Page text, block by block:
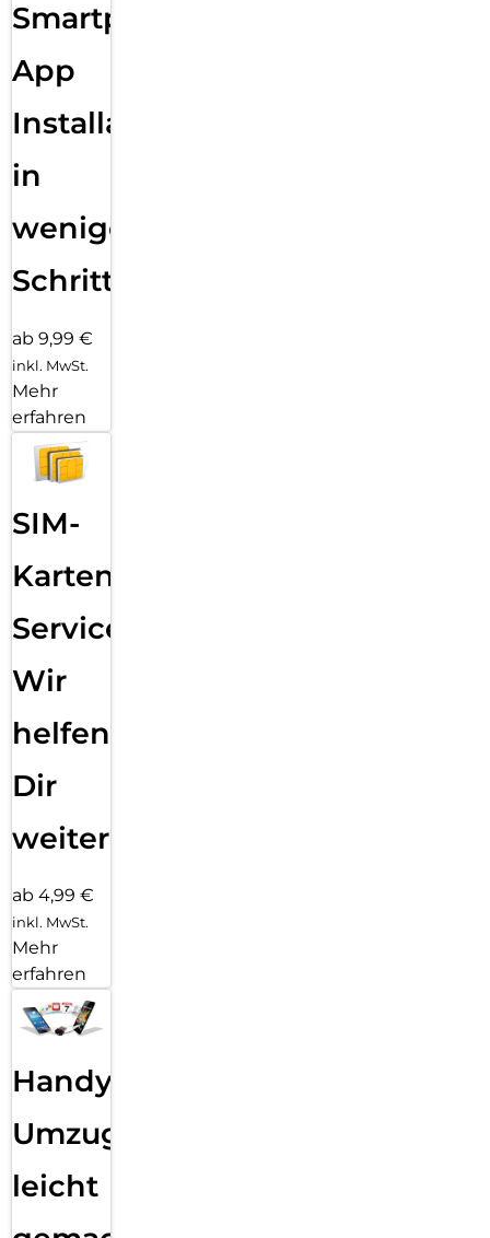
Smartphone
App
Installation
in
wenigen
Schritten
ab 9,99 €
inkl. MwSt.
Mehr
erfahren
SIM-
Karten
Service:
Wir
helfen
Dir
weiter
ab 4,99 €
inkl. MwSt.
Mehr
erfahren
Handy
Umzug
leicht